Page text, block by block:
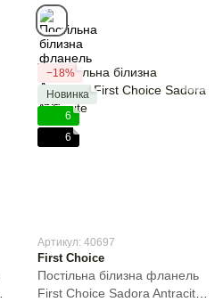
−18%
Новинка
6
6
Артикул: 40697
First Choice
Постільна білизна фланель
First Сhoice Sadora Antracite,